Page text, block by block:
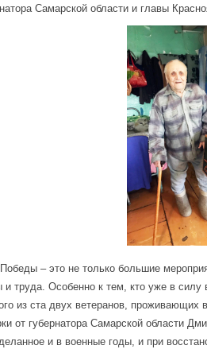
Самарской области и главы
– это не только большие
и труда. Особенно к тем, кто уже в
из ста двух ветеранов, проживающих
от губернатора Самарской области
и в военные годы, и при